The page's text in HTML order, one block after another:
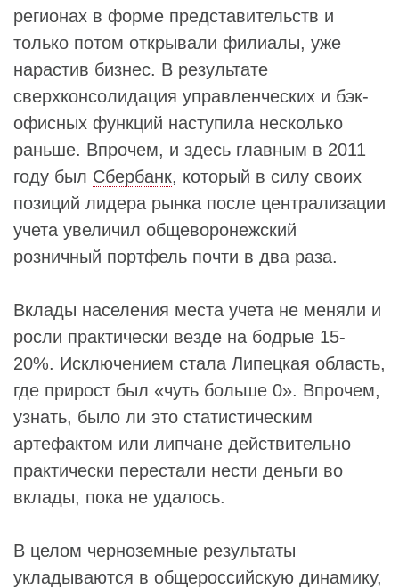
регионах в форме представительств и
только потом открывали филиалы, уже
нарастив бизнес. В результате
сверхконсолидация управленческих и бэк-
офисных функций наступила несколько
раньше. Впрочем, и здесь главным в 2011
году был Сбербанк, который в силу своих
позиций лидера рынка после централизации
учета увеличил общеворонежский
розничный портфель почти в два раза.
Вклады населения места учета не меняли и
росли практически везде на бодрые 15-
20%. Исключением стала Липецкая область,
где прирост был «чуть больше 0». Впрочем,
узнать, было ли это статистическим
артефактом или липчане действительно
практически перестали нести деньги во
вклады, пока не удалось.
В целом черноземные результаты
укладываются в общероссийскую динамику,